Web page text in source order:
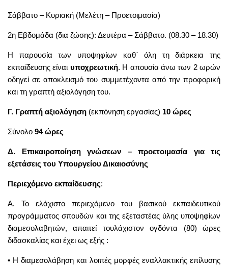
Σάββατο – Κυριακή (Μελέτη – Προετοιμασία)
2η Εβδομάδα (δια ζώσης): Δευτέρα – Σάββατο. (08.30 – 18.30)
Η παρουσία των υποψηφίων καθ΄ όλη τη διάρκεια της
εκπαίδευσης είναι υποχρεωτική. Η απουσία άνω των 2 ωρών
οδηγεί σε αποκλεισμό του συμμετέχοντα από την προφορική
και τη γραπτή αξιολόγηση του.
Γ. Γραπτή αξιολόγηση (εκπόνηση εργασίας) 10 ώρες
Σύνολο 94 ώρες
Δ. Επικαιροποίηση γνώσεων – προετοιμασία για τις
εξετάσεις του Υπουργείου Δικαιοσύνης
Περιεχόμενο εκπαίδευσης:
Α. Το ελάχιστο περιεχόμενο του βασικού εκπαιδευτικού
προγράμματος σπουδών και της εξεταστέας ύλης υποψηφίων
διαμεσολαβητών, απαιτεί τουλάχιστον ογδόντα (80) ώρες
διδασκαλίας και έχει ως εξής :
• Η διαμεσολάβηση και λοιπές μορφές εναλλακτικής επίλυσης